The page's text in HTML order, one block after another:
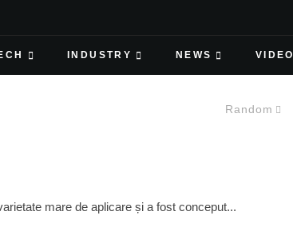
INDUSTRY NEWS VIDEO
Random
mare de aplicare și a fost conceput...